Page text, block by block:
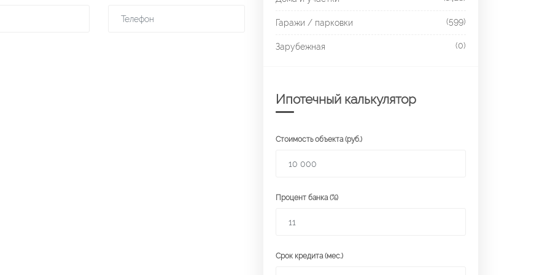
Гаражи / парковки (599)
Зарубежная (0)
Ипотечный калькулятор
Стоимость объекта (руб.)
Процент банка (%)
Срок кредита (мес.)